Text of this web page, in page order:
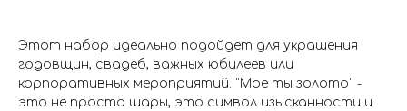
Этот набор идеально подойдет для украшения
годовщин, свадеб, важных юбилеев или
корпоративных мероприятий. "Мое ты золото" -
это не просто шары, это символ изысканности и